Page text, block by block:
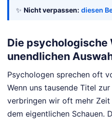
✨ Nicht verpassen: diesen
Die psychologische
unendlichen
Psychologen sprechen oft
Wenn uns tausende Titel
verbringen wir oft mehr
dem eigentlichen Schauen.